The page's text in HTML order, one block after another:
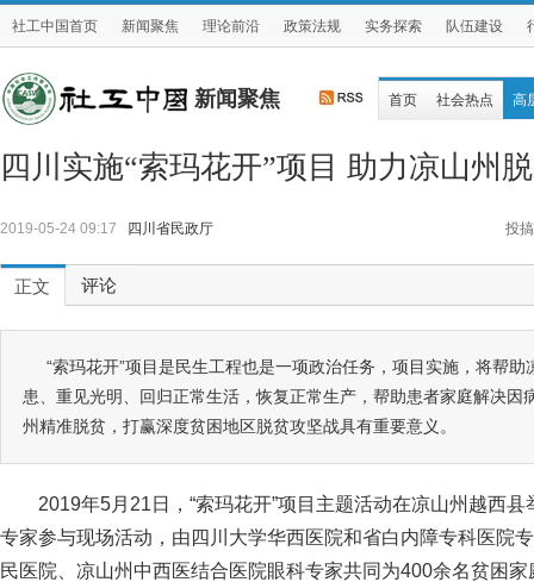
社工中国首页 新闻聚焦 理论前沿 政策法规 实务探索 队伍建设
新闻聚焦 首页 社会热点 高
四川实施“索玛花开”项目 助力凉山州
2019-05-24 09:17 四川省民政厅 投搞
正文 评论
“索玛花开”项目是民生工程也是一项政治任务，项目实施，将帮
患、重见光明、回归正常生活，恢复正常生产，帮助患者家庭解决因
州精准脱贫，打赢深度贫困地区脱贫攻坚战具有重要意义。
2019年5月21日，“索玛花开”项目主题活动在凉山州越西
专家参与现场活动，由四川大学华西医院和省白内障专科医院
民医院、凉山州中西医结合医院眼科专家共同为400余名贫困